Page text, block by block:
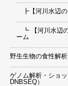
┣【河川水辺の
┗ 【河川水辺の
ーム
野生生物の食性解析
ゲノム解析・ショ
DNBSEQ）